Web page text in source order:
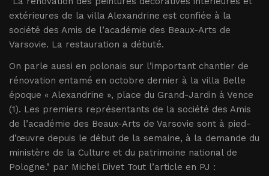
extérieures de la villa Alexandrine est confiée à la
société des Amis de l’académie des Beaux-Arts de
Varsovie. La restauration a débuté.
On parle aussi en polonais sur l’important chantier de
rénovation entamé en octobre dernier à la villa Belle
époque « Alexandrine », place du Grand-Jardin à Vence
(1). Les premiers représentants de la société des Amis
de l’académie des Beaux-Arts de Varsovie sont à pied-
d’œuvre depuis le début de la semaine, à la demande du
ministère de la Culture et du patrimoine national de
Pologne." par Michel Divet Tout l’article en PJ :